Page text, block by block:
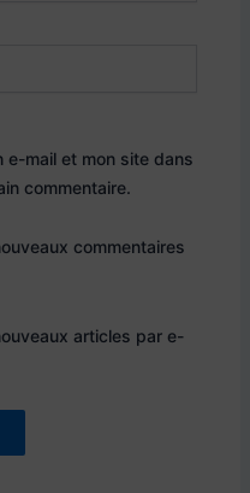
e-mail et mon site dans
commentaire.
commentaires
articles par e-